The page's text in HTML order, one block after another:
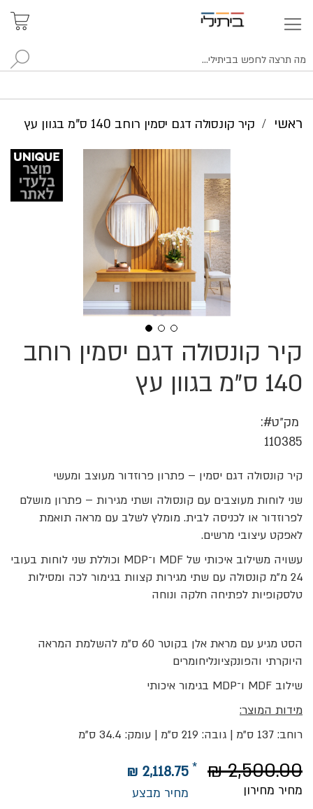
ראשי קיר קונסולה דגם יסמין רוחב 140 ס"מ בגוון עץ
קיר קונסולה דגם יסמין רוחב
140 ס"מ בגוון עץ
מק״ט
110385
קיר קונסולה דגם יסמין – פתרון פרוזדור מעוצב ומעשי
שני לוחות מעוצבים עם קונסולה ושתי מגירות – פתרון מושלם
לפרוזדור או לכניסה לבית. מומלץ לשלב עם מראה תואמת
לאפקט עיצובי מרשים.
עשויה משילוב איכותי של MDF ו־MDP וכוללת שני לוחות בעובי
24 מ"מ קונסולה עם שתי מגירות קצוות בגימור לכה ומסילות
טלסקופיות לפתיחה חלקה ונוחה
הסט מגיע עם מראת אלן בקוטר 60 ס"מ להשלמת המראה
היוקרתי והפונקציונליחומרים
שילוב MDF ו־MDP בגימור איכותי
מידות המוצר:
רוחב: 137 ס"מ | גובה: 219 ס"מ | עומק: 34.4 ס"מ
מחיר מבצע
2,118.75 ₪
מחיר מחירון
2,500.00 ₪
לדלג
להתחלה
גלריית